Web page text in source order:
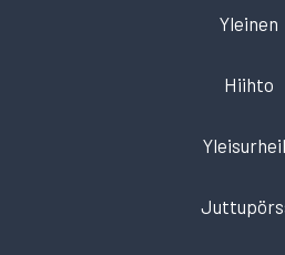
Yleinen
Hiihto